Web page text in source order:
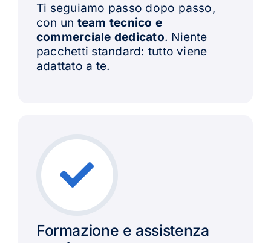
Ti seguiamo passo dopo passo,
con un team tecnico e
commerciale dedicato. Niente
pacchetti standard: tutto viene
adattato a te.
Formazione e assistenza